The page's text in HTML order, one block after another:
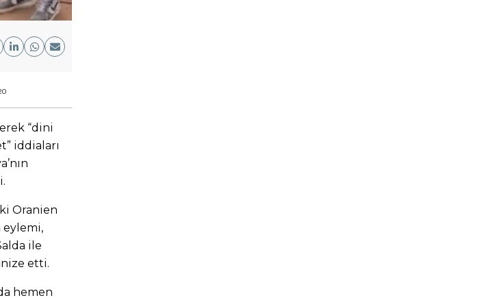
“dini
iddiaları
Oranien
eylemi,
ile
etti.
hemen